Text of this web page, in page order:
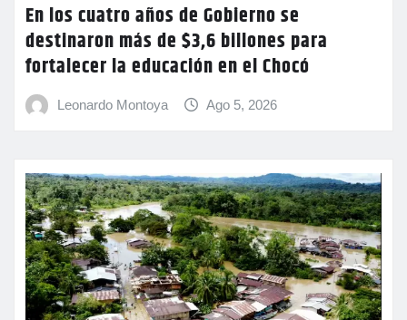
En los cuatro años de Gobierno se
destinaron más de $3,6 billones para
fortalecer la educación en el Chocó
Leonardo Montoya Ago 5, 2026